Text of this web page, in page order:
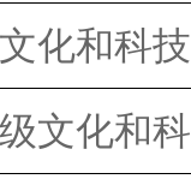
化和科
文化和